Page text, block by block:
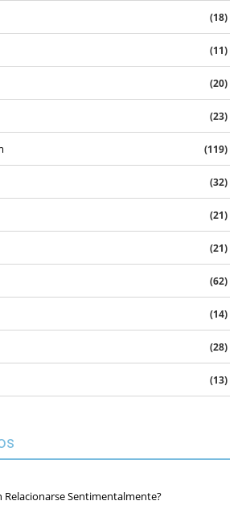
(18)
(11)
(20)
(23)
(119)
(32)
(21)
(21)
(62)
(14)
(28)
(13)
Relacionarse Sentimentalmente?